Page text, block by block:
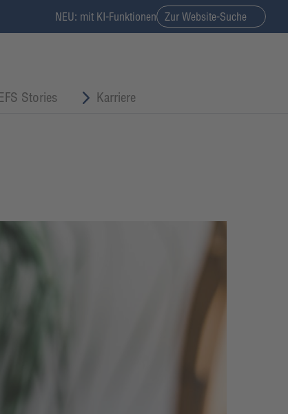
NEU: mit KI-Funktionen Zur Website-Suche
Stories Karriere